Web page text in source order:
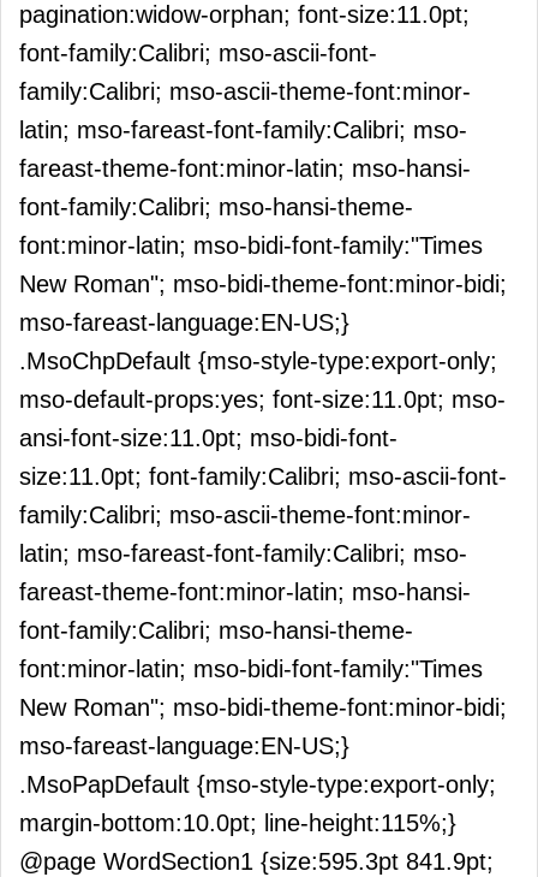
pagination:widow-orphan; font-size:11.0pt;
font-family:Calibri; mso-ascii-font-
family:Calibri; mso-ascii-theme-font:minor-
latin; mso-fareast-font-family:Calibri; mso-
fareast-theme-font:minor-latin; mso-hansi-
font-family:Calibri; mso-hansi-theme-
font:minor-latin; mso-bidi-font-family:"Times
New Roman"; mso-bidi-theme-font:minor-bidi;
mso-fareast-language:EN-US;}
.MsoChpDefault {mso-style-type:export-only;
mso-default-props:yes; font-size:11.0pt; mso-
ansi-font-size:11.0pt; mso-bidi-font-
size:11.0pt; font-family:Calibri; mso-ascii-font-
family:Calibri; mso-ascii-theme-font:minor-
latin; mso-fareast-font-family:Calibri; mso-
fareast-theme-font:minor-latin; mso-hansi-
font-family:Calibri; mso-hansi-theme-
font:minor-latin; mso-bidi-font-family:"Times
New Roman"; mso-bidi-theme-font:minor-bidi;
mso-fareast-language:EN-US;}
.MsoPapDefault {mso-style-type:export-only;
margin-bottom:10.0pt; line-height:115%;}
@page WordSection1 {size:595.3pt 841.9pt;